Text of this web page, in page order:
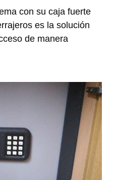
con su caja fuerte
es la solución
de manera